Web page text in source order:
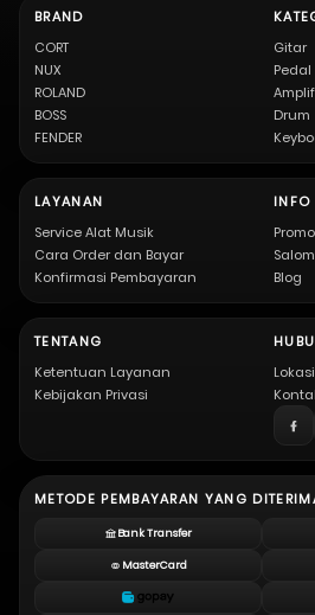
BRAND
CORT
NUX
ROLAND
BOSS
FENDER
Gitar
Pedal
Drum
LAYANAN
Service Alat Musik
Cara Order dan Bayar
Konfirmasi Pembayaran
INFO
Promo
Blog
TENTANG
Ketentuan Layanan
Kebijakan Privasi
METODE PEMBAYARAN YANG
Bank Transfer
MasterCard